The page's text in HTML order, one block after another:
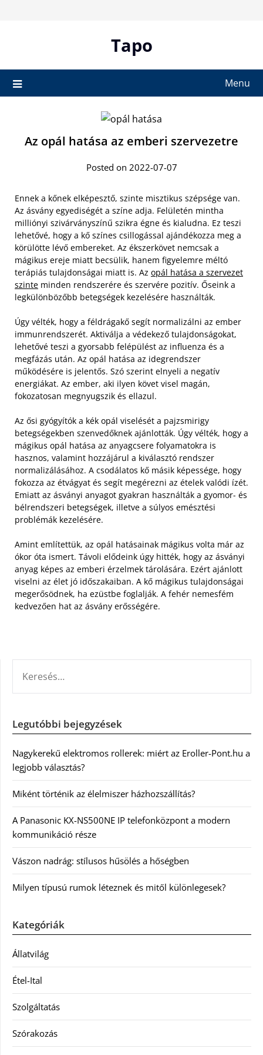
Tapo
Menu
Az opál hatása az emberi szervezetre
Posted on 2022-07-07
Ennek a kőnek elképesztő, szinte misztikus szépsége van.
Az ásvány egyediségét a színe adja. Felületén mintha
milliónyi szivárványszínű szikra égne és kialudna. Ez teszi
lehetővé, hogy a kő színes csillogással ajándékozza meg a
körülötte lévő embereket. Az ékszerkövet nemcsak a
mágikus ereje miatt becsülik, hanem figyelemre méltó
terápiás tulajdonságai miatt is. Az opál hatása a szervezet
szinte minden rendszerére és szervére pozitív. Őseink a
legkülönbözőbb betegségek kezelésére használták.
Úgy vélték, hogy a féldrágakő segít normalizálni az ember
immunrendszerét. Aktiválja a védekező tulajdonságokat,
lehetővé teszi a gyorsabb felépülést az influenza és a
megfázás után. Az opál hatása az idegrendszer
működésére is jelentős. Szó szerint elnyeli a negatív
energiákat. Az ember, aki ilyen követ visel magán,
fokozatosan megnyugszik és ellazul.
Az ősi gyógyítók a kék opál viselését a pajzsmirigy
betegségekben szenvedőknek ajánlották. Úgy vélték, hogy a
mágikus opál hatása az anyagcsere folyamatokra is
hasznos, valamint hozzájárul a kiválasztó rendszer
normalizálásához. A csodálatos kő másik képessége, hogy
fokozza az étvágyat és segít megérezni az ételek valódi ízét.
Emiatt az ásványi anyagot gyakran használták a gyomor- és
bélrendszeri betegségek, illetve a súlyos emésztési
problémák kezelésére.
Amint említettük, az opál hatásainak mágikus volta már az
ókor óta ismert. Távoli elődeink úgy hitték, hogy az ásványi
anyag képes az emberi érzelmek tárolására. Ezért ajánlott
viselni az élet jó időszakaiban. A kő mágikus tulajdonságai
megerősödnek, ha ezüstbe foglalják. A fehér nemesfém
kedvezően hat az ásvány erősségére.
Legutóbbi bejegyzések
Nagykerekű elektromos rollerek: miért az Eroller-Pont.hu a
legjobb választás?
Miként történik az élelmiszer házhozszállítás?
A Panasonic KX-NS500NE IP telefonközpont a modern
kommunikáció része
Vászon nadrág: stílusos hűsölés a hőségben
Milyen típusú rumok léteznek és mitől különlegesek?
Kategóriák
Állatvilág
Étel-Ital
Szolgáltatás
Szórakozás